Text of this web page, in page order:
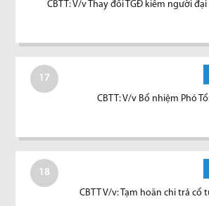
CBTT: V/v Thay đổi TGĐ kiêm người
17
CBTT: V/v Bổ nhiệm Phó
18
CBTT V/v: Tạm hoãn chi trả cổ